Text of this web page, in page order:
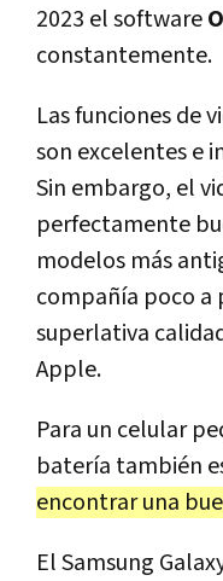
2023 el software
constantemente.
Las funciones de
son excelentes e
Sin embargo, el
perfectamente
modelos más
compañía poco a
superlativa
Apple.
Para un celular
batería también
encontrar una
El Samsung